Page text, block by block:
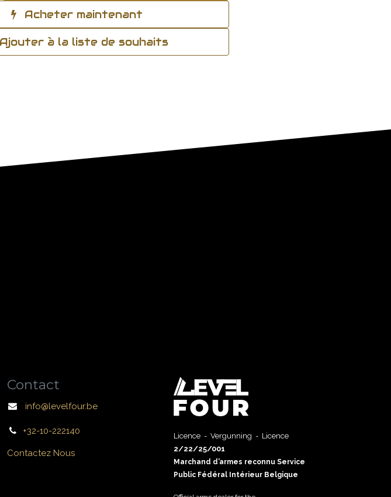
Acheter maintenant
Ajouter à la liste de souhaits
Contact
info@levelfour.be
+32-10-222140
Contactez Nous
Licence - Vergunning - Licence
2/22/25/001
Marchand d’armes reconnu Service
Public Fédéral Intérieur Belgique